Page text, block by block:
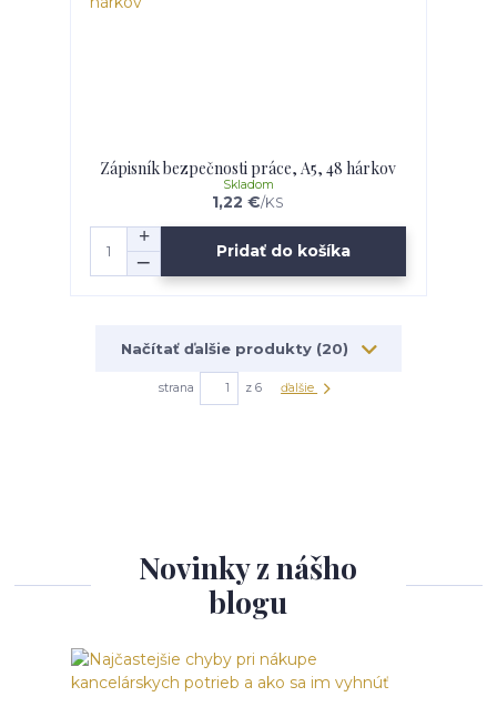
Zápisník bezpečnosti práce, A5, 48 hárkov
1,22 €/KS
Skladom
Pridať do košíka
Načítať ďalšie produkty (20)
strana z 6 ďalšie
Novinky z nášho
blogu